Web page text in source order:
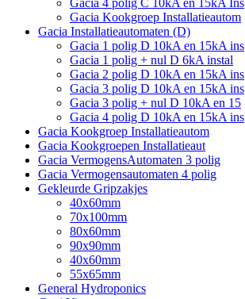
Gacia 4 polig C 10kA en 15kA Ins
Gacia Kookgroep Installatieautom
Gacia Installatieautomaten (D)
Gacia 1 polig D 10kA en 15kA ins
Gacia 1 polig + nul D 6kA instal
Gacia 2 polig D 10kA en 15kA ins
Gacia 3 polig D 10kA en 15kA ins
Gacia 3 polig + nul D 10kA en 15
Gacia 4 polig D 10kA en 15kA ins
Gacia Kookgroep Installatieautom
Gacia Kookgroepen Installatieaut
Gacia VermogensAutomaten 3 polig
Gacia Vermogensautomaten 4 polig
Gekleurde Gripzakjes
40x60mm
70x100mm
80x60mm
90x90mm
40x60mm
55x65mm
General Hydroponics